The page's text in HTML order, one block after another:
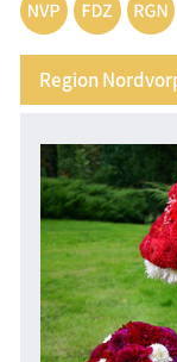
Kranich Grus
Maritimes
Sehenswertes
MEGA-Suche
Brunnen
Historische
Kirchen
Region